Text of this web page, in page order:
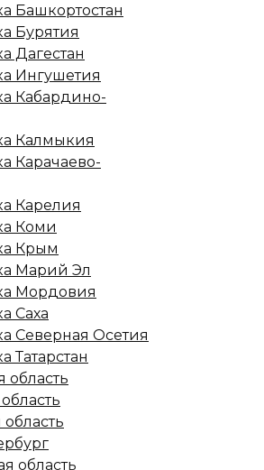
Башкортостан
Бурятия
Дагестан
Ингушетия
Кабардино-
Калмыкия
Карачаево-
Карелия
Коми
Крым
Марий Эл
Мордовия
Саха
Северная Осетия
Татарстан
область
область